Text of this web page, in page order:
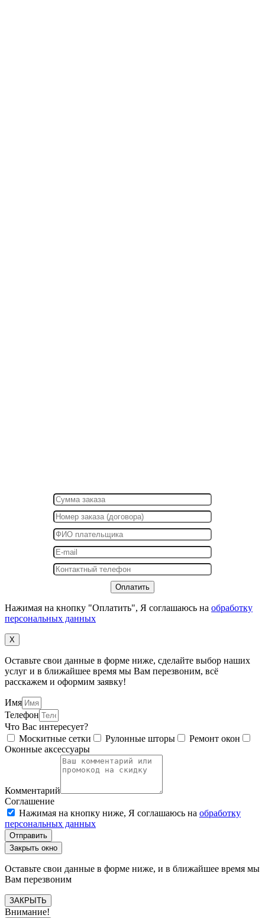
Нажимая на кнопку "Оплатить", Я соглашаюсь на обработку
персональных данных
X
Оставьте свои данные в форме ниже, сделайте выбор наших
услуг и в ближайшее время мы Вам перезвоним, всё
расскажем и оформим заявку!
Имя
Телефон
Что Вас интересует?
Москитные сетки
Рулонные шторы
Ремонт окон
Оконные аксессуары
Комментарий
Соглашение
Нажимая на кнопку ниже, Я соглашаюсь на обработку
персональных данных
Отправить
Закрыть окно
Оставьте свои данные в форме ниже, и в ближайшее время мы
Вам перезвоним
ЗАКРЫТЬ
Внимание!